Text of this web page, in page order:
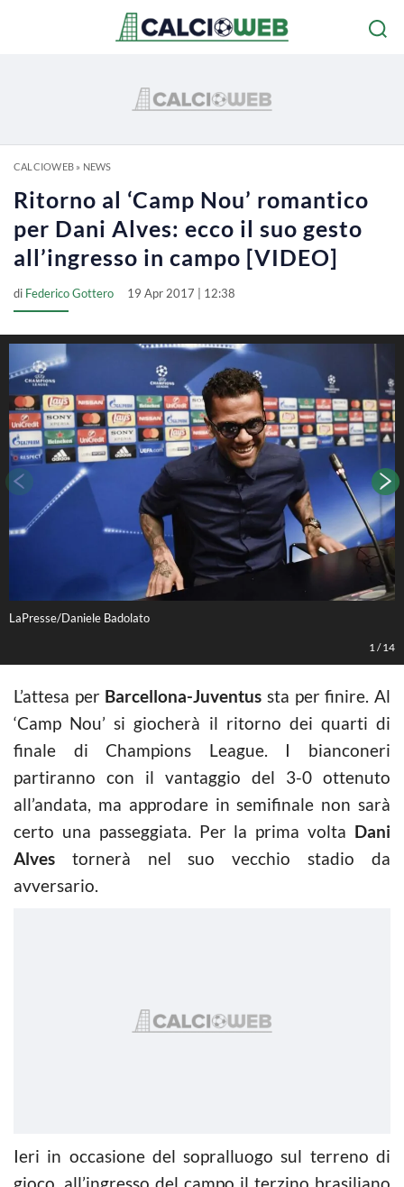
CALCIOWEB» NEWS
Ritorno al ‘Camp Nou’ romantico
per Dani Alves: ecco il suo gesto
all’ingresso in campo [VIDEO]
di Federico Gottero 19 Apr 2017 | 12:38
LaPresse/Daniele Badolato
1 /14
L’attesa per Barcellona-Juventus sta per finire. Al
‘Camp Nou’ si giocherà il ritorno dei quarti di
finale di Champions League. I bianconeri
partiranno con il vantaggio del 3-0 ottenuto
all’andata, ma approdare in semifinale non sarà
certo una passeggiata. Per la prima volta Dani
Alves tornerà nel suo vecchio stadio da
avversario.
Ieri in occasione del sopralluogo sul terreno di